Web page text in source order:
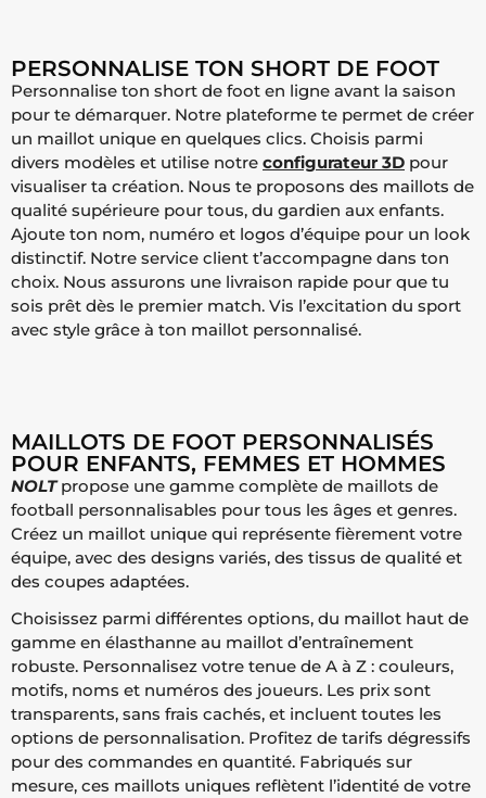
PERSONNALISE TON SHORT DE FOOT
Personnalise ton short de foot en ligne avant la saison
pour te démarquer. Notre plateforme te permet de créer
un maillot unique en quelques clics. Choisis parmi
divers modèles et utilise notre configurateur 3D pour
visualiser ta création. Nous te proposons des maillots de
qualité supérieure pour tous, du gardien aux enfants.
Ajoute ton nom, numéro et logos d’équipe pour un look
distinctif. Notre service client t’accompagne dans ton
choix. Nous assurons une livraison rapide pour que tu
sois prêt dès le premier match. Vis l’excitation du sport
avec style grâce à ton maillot personnalisé.
MAILLOTS DE FOOT PERSONNALISÉS
POUR ENFANTS, FEMMES ET HOMMES
NOLTpropose une gamme complète de maillots de
football personnalisables pour tous les âges et genres.
Créez un maillot unique qui représente fièrement votre
équipe, avec des designs variés, des tissus de qualité et
des coupes adaptées.
Choisissez parmi différentes options, du maillot haut de
gamme en élasthanne au maillot d’entraînement
robuste. Personnalisez votre tenue de A à Z : couleurs,
motifs, noms et numéros des joueurs. Les prix sont
transparents, sans frais cachés, et incluent toutes les
options de personnalisation. Profitez de tarifs dégressifs
pour des commandes en quantité. Fabriqués sur
mesure, ces maillots uniques reflètent l’identité de votre